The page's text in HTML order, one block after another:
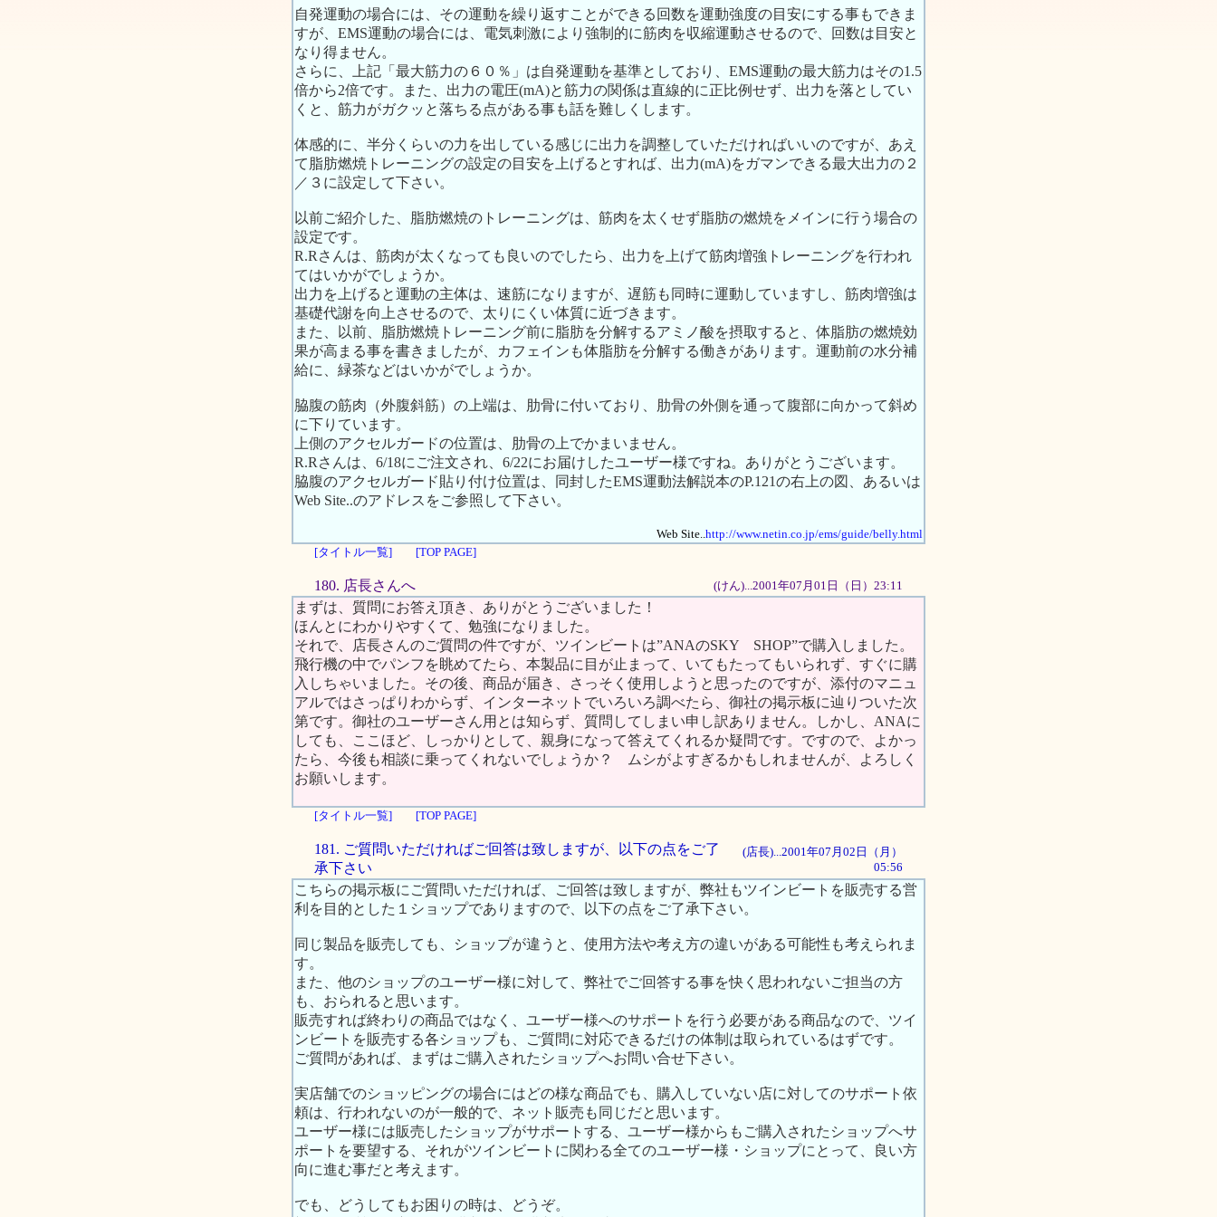
自発運動の場合には、その運動を繰り返すことができる回数を運動強度の目安にする事もできま
すが、EMS運動の場合には、電気刺激により強制的に筋肉を収縮運動させるので、回数は目安と
なり得ません。
さらに、上記「最大筋力の６０％」は自発運動を基準としており、EMS運動の最大筋力はその1.5
倍から2倍です。また、出力の電圧(mA)と筋力の関係は直線的に正比例せず、出力を落としてい
くと、筋力がガクッと落ちる点がある事も話を難しくします。
体感的に、半分くらいの力を出している感じに出力を調整していただければいいのですが、あえ
て脂肪燃焼トレーニングの設定の目安を上げるとすれば、出力(mA)をガマンできる最大出力の２
／３に設定して下さい。
以前ご紹介した、脂肪燃焼のトレーニングは、筋肉を太くせず脂肪の燃焼をメインに行う場合の
設定です。
R.Rさんは、筋肉が太くなっても良いのでしたら、出力を上げて筋肉増強トレーニングを行われ
てはいかがでしょうか。
出力を上げると運動の主体は、速筋になりますが、遅筋も同時に運動していますし、筋肉増強は
基礎代謝を向上させるので、太りにくい体質に近づきます。
また、以前、脂肪燃焼トレーニング前に脂肪を分解するアミノ酸を摂取すると、体脂肪の燃焼効
果が高まる事を書きましたが、カフェインも体脂肪を分解する働きがあります。運動前の水分補
給に、緑茶などはいかがでしょうか。
脇腹の筋肉（外腹斜筋）の上端は、肋骨に付いており、肋骨の外側を通って腹部に向かって斜め
に下りています。
上側のアクセルガードの位置は、肋骨の上でかまいません。
R.Rさんは、6/18にご注文され、6/22にお届けしたユーザー様ですね。ありがとうございます。
脇腹のアクセルガード貼り付け位置は、同封したEMS運動法解説本のP.121の右上の図、あるいは
Web Site..のアドレスをご参照して下さい。
Web Site..http://www.netin.co.jp/ems/guide/belly.html
[タイトル一覧]
[TOP PAGE]
180. 店長さんへ (けん)...2001年07月01日（日）23:11
まずは、質問にお答え頂き、ありがとうございました！
ほんとにわかりやすくて、勉強になりました。
それで、店長さんのご質問の件ですが、ツインビートは”ANAのSKY SHOP”で購入しました。
飛行機の中でパンフを眺めてたら、本製品に目が止まって、いてもたってもいられず、すぐに購
入しちゃいました。その後、商品が届き、さっそく使用しようと思ったのですが、添付のマニュ
アルではさっぱりわからず、インターネットでいろいろ調べたら、御社の掲示板に辿りついた次
第です。御社のユーザーさん用とは知らず、質問してしまい申し訳ありません。しかし、ANAに
しても、ここほど、しっかりとして、親身になって答えてくれるか疑問です。ですので、よかっ
たら、今後も相談に乗ってくれないでしょうか？ ムシがよすぎるかもしれませんが、よろしく
お願いします。
[タイトル一覧] [TOP PAGE]
181. ご質問いただければご回答は致しますが、以下の点をご了
承下さい
(店長)...2001年07月02日（月）
05:56
こちらの掲示板にご質問いただければ、ご回答は致しますが、弊社もツインビートを販売する営
利を目的とした１ショップでありますので、以下の点をご了承下さい。
同じ製品を販売しても、ショップが違うと、使用方法や考え方の違いがある可能性も考えられま
す。
また、他のショップのユーザー様に対して、弊社でご回答する事を快く思われないご担当の方
も、おられると思います。
販売すれば終わりの商品ではなく、ユーザー様へのサポートを行う必要がある商品なので、ツイ
ンビートを販売する各ショップも、ご質問に対応できるだけの体制は取られているはずです。
ご質問があれば、まずはご購入されたショップへお問い合せ下さい。
実店舗でのショッピングの場合にはどの様な商品でも、購入していない店に対してのサポート依
頼は、行われないのが一般的で、ネット販売も同じだと思います。
ユーザー様には販売したショップがサポートする、ユーザー様からもご購入されたショップへサ
ポートを要望する、それがツインビートに関わる全てのユーザー様・ショップにとって、良い方
向に進む事だと考えます。
でも、どうしてもお困りの時は、どうぞ。